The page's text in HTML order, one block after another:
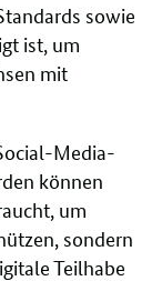
sowie
ist, um
mit
Media-
können
um
sondern
Teilhabe